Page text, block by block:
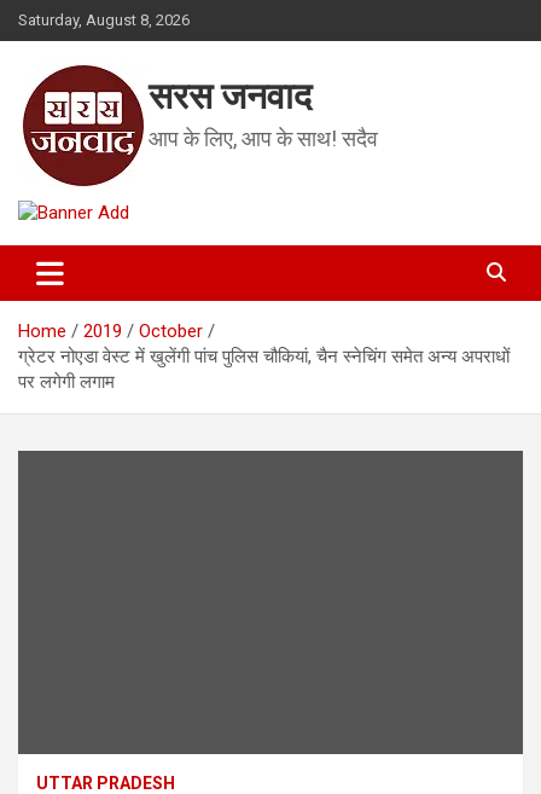
Skip
to
Saturday, August 8, 2026
सरस जनवाद
आप के लिए, आप के साथ! सदैव
Home 2019
October
ग्रेटर नोएडा वेस्ट में खुलेंगी पांच पुलिस चौकियां, चैन स्नेचिंग समेत अन्य अपराधों
पर लगेगी लगाम
UTTAR PRADESH